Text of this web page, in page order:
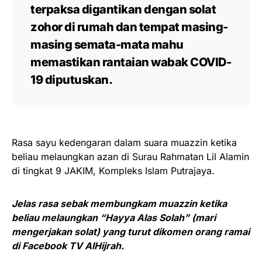
terpaksa digantikan dengan solat
zohor di rumah dan tempat masing-
masing semata-mata mahu
memastikan rantaian wabak COVID-
19 diputuskan.
Rasa sayu kedengaran dalam suara muazzin ketika
beliau melaungkan azan di Surau Rahmatan Lil Alamin
di tingkat 9 JAKIM, Kompleks Islam Putrajaya.
Jelas rasa sebak membungkam muazzin ketika
beliau melaungkan “Hayya Alas Solah” (mari
mengerjakan solat) yang turut dikomen orang ramai
di Facebook TV AlHijrah.